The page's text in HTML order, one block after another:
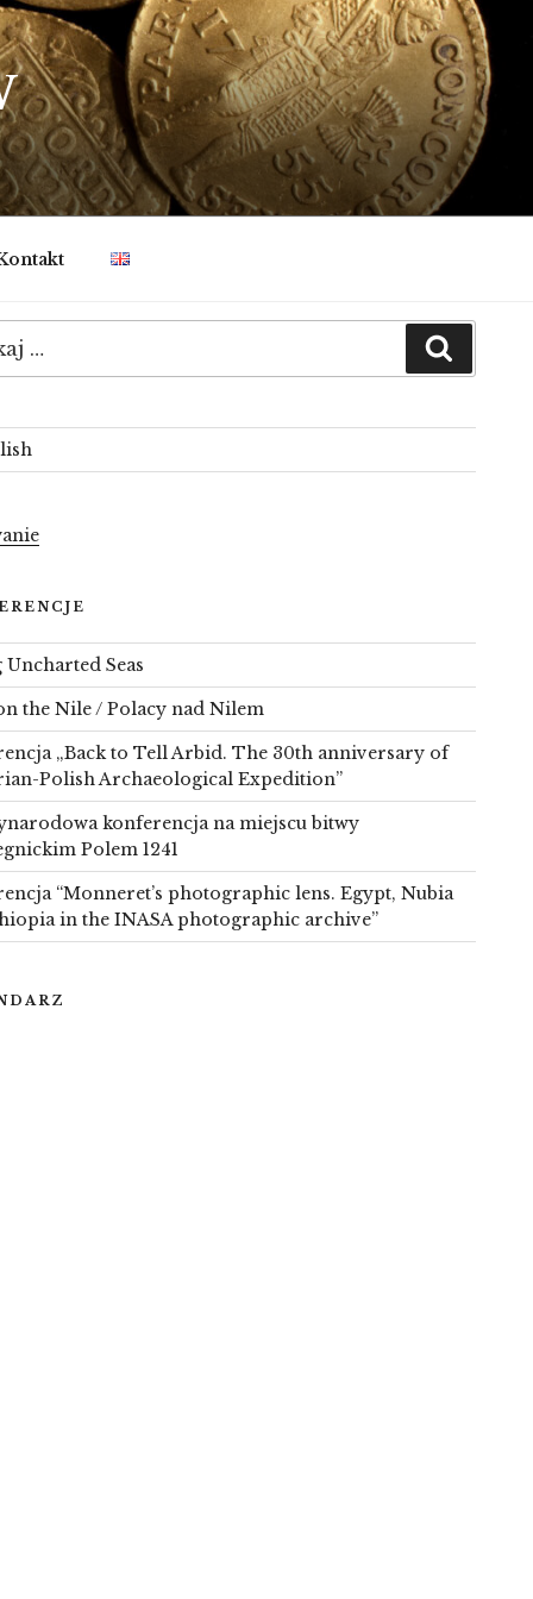
Seas
the Nile / Polacy nad Nilem
„Back to Tell Arbid. The 30th anniversary of
Polish Archaeological Expedition”
konferencja na miejscu bitwy
Polem 1241
“Monneret’s photographic lens. Egypt, Nubia
in the INASA photographic archive”